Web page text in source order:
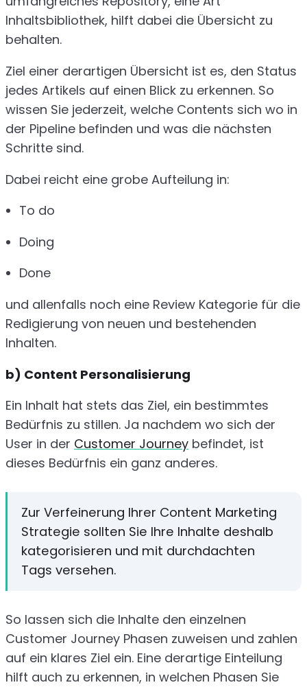
Inhaltsbibliothek, hilft dabei die Übersicht zu
behalten.
Ziel einer derartigen Übersicht ist es, den Status
jedes Artikels auf einen Blick zu erkennen. So
wissen Sie jederzeit, welche Contents sich wo in
der Pipeline befinden und was die nächsten
Schritte sind.
Dabei reicht eine grobe Aufteilung in:
To do
Doing
Done
und allenfalls noch eine Review Kategorie für die
Redigierung von neuen und bestehenden
Inhalten.
b) Content Personalisierung
Ein Inhalt hat stets das Ziel, ein bestimmtes
Bedürfnis zu stillen. Ja nachdem wo sich der
User in der Customer Journey befindet, ist
dieses Bedürfnis ein ganz anderes.
Zur Verfeinerung Ihrer Content Marketing
Strategie sollten Sie Ihre Inhalte deshalb
kategorisieren und mit durchdachten
Tags versehen.
So lassen sich die Inhalte den einzelnen
Customer Journey Phasen zuweisen und zahlen
auf ein klares Ziel ein. Eine derartige Einteilung
hilft auch zu erkennen, in welchen Phasen Sie